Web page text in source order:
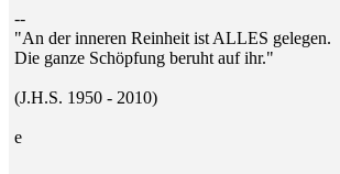
--
"An der inneren Reinheit ist ALLES gelegen.
Die ganze Schöpfung beruht auf ihr."
(J.H.S. 1950 - 2010)
e